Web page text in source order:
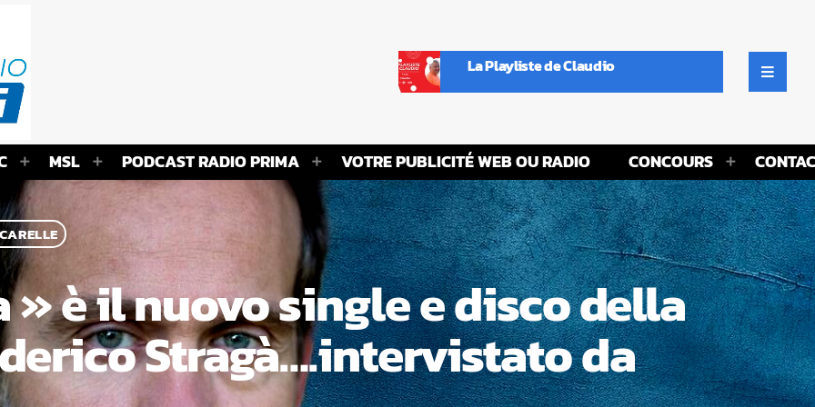
La Playliste de Claudio
MSL PODCAST RADIO PRIMA VOTRE PUBLICITÉ WEB OU RADIO CONCOURS
è il nuovo single e disco della
Stragà….intervistato da